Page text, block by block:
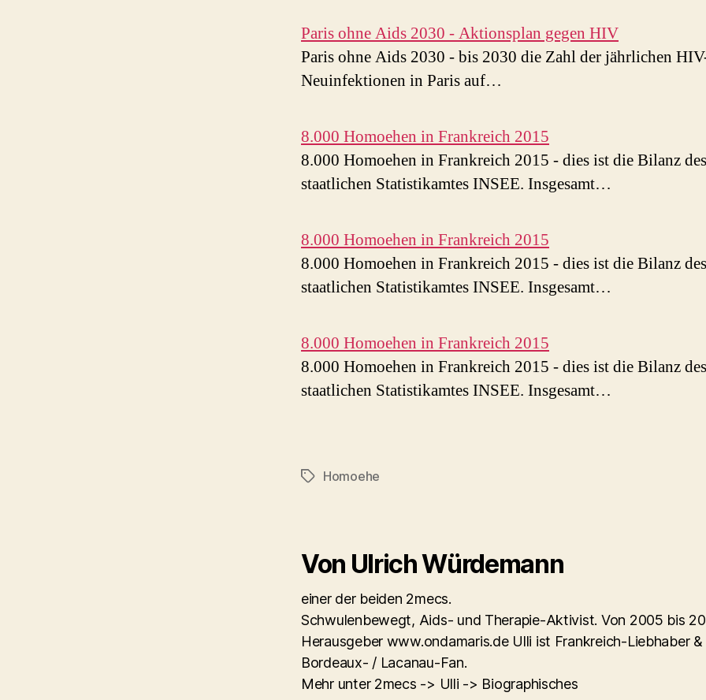
Paris ohne Aids 2030 - Aktionsplan gegen HIV
Paris ohne Aids 2030 - bis 2030 die Zahl der jährlichen
Neuinfektionen in Paris auf…
8.000 Homoehen in Frankreich 2015
8.000 Homoehen in Frankreich 2015 - dies ist die Bilanz des
staatlichen Statistikamtes INSEE. Insgesamt…
8.000 Homoehen in Frankreich 2015
8.000 Homoehen in Frankreich 2015 - dies ist die Bilanz des
staatlichen Statistikamtes INSEE. Insgesamt…
8.000 Homoehen in Frankreich 2015
8.000 Homoehen in Frankreich 2015 - dies ist die Bilanz des
staatlichen Statistikamtes INSEE. Insgesamt…
Schlagwörter
Homoehe
Von Ulrich Würdemann
einer der beiden 2mecs.
Schwulenbewegt, Aids- und Therapie-Aktivist. Von 2005 bis
Herausgeber www.ondamaris.de Ulli ist Frankreich-Liebhaber &
Bordeaux- / Lacanau-Fan.
Mehr unter 2mecs -> Ulli -> Biographisches